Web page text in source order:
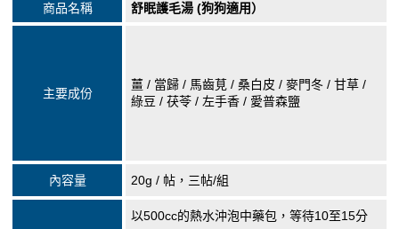
商品名稱 舒眠護毛湯 (狗狗適用）
主要成份
薑 / 當歸 / 馬齒莧 / 桑白皮 / 麥門冬 / 甘草 /
綠豆 / 茯苓 / 左手香 / 愛普森鹽
內容量 20g / 帖，三帖/組
以500cc的熱水沖泡中藥包，等待10至15分